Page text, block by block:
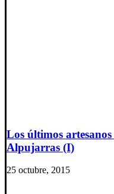
Los últimos
Alpujarras (I)
25 octubre, 2015